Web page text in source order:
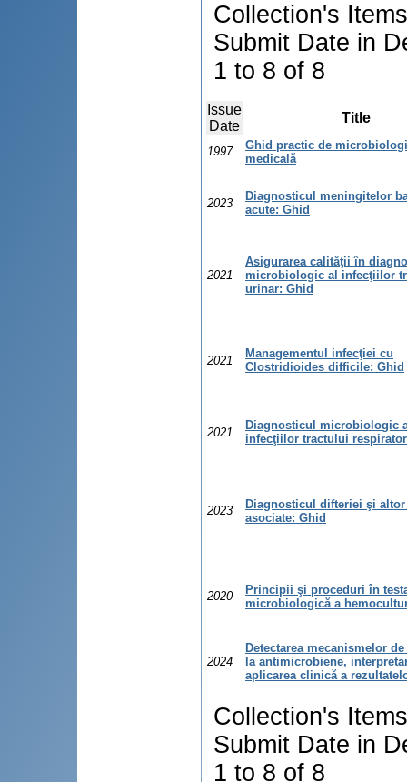
Collection's
Submit Date in
1 to 8 of 8
Issue
Date
Title
1997
Ghid practic de
medicală
2023
Diagnosticul meningitelor
acute: Ghid
2021
Asigurarea calităţii în
microbiologic al infecţiilor
urinar: Ghid
2021
Managementul infecţiei cu
Clostridioides difficile: Ghid
2021
Diagnosticul microbiologic
infecţiilor tractului
2023
Diagnosticul difteriei şi
asociate: Ghid
2020
Principii şi proceduri în
microbiologică a
2024
Detectarea mecanismelor
la antimicrobiene,
aplicarea clinică a
Collection's
Submit Date in
1 to 8 of 8